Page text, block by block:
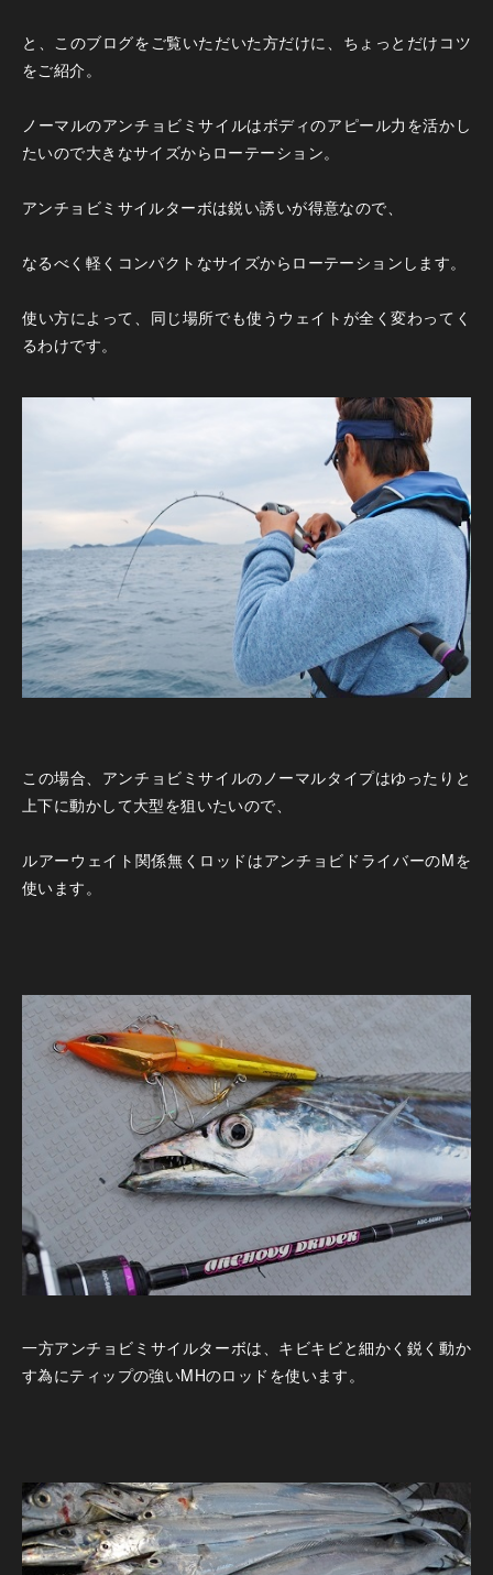
と、このブログをご覧いただいた方だけに、ちょっとだけコツ
をご紹介。
ノーマルのアンチョビミサイルはボディのアピール力を活かし
たいので大きなサイズからローテーション。
アンチョビミサイルターボは鋭い誘いが得意なので、
なるべく軽くコンパクトなサイズからローテーションします。
使い方によって、同じ場所でも使うウェイトが全く変わってく
るわけです。
この場合、アンチョビミサイルのノーマルタイプはゆったりと
上下に動かして大型を狙いたいので、
ルアーウェイト関係無くロッドはアンチョビドライバーのMを
使います。
一方アンチョビミサイルターボは、キビキビと細かく鋭く動か
す為にティップの強いMHのロッドを使います。